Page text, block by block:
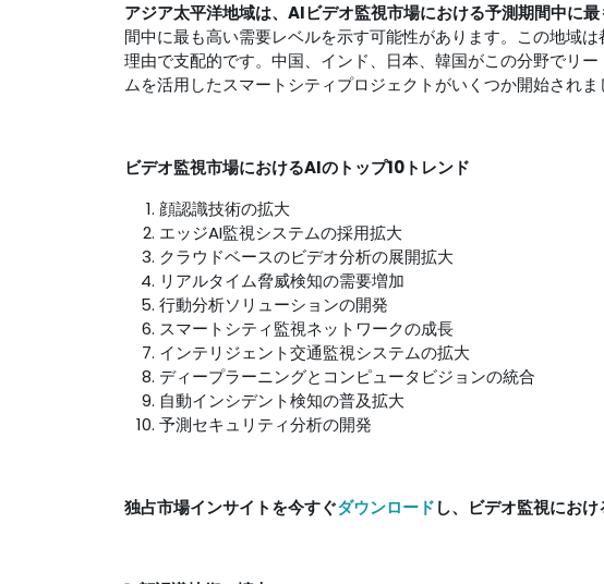
アジア太平洋地域は、AIビデオ監視市場における予測期間中に
間中に最も高い需要レベルを示す可能性があります。この地域
理由で支配的です。中国、インド、日本、韓国がこの分野でリー
ムを活用したスマートシティプロジェクトがいくつか開始されま
ビデオ監視市場におけるAIのトップ10トレンド
顔認識技術の拡大
エッジAI監視システムの採用拡大
クラウドベースのビデオ分析の展開拡大
リアルタイム脅威検知の需要増加
行動分析ソリューションの開発
スマートシティ監視ネットワークの成長
インテリジェント交通監視システムの拡大
ディープラーニングとコンピュータビジョンの統合
自動インシデント検知の普及拡大
予測セキュリティ分析の開発
独占市場インサイトを今すぐダウンロードし、ビデオ監視にお